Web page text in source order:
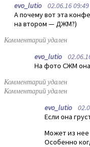
evo_lutio02.06.16 09:49
А почему вот эта
на втором — ДЖМ?)
Комментарий удален
evo_lutio
На фото СЖМ она
Комментарий удален
Комментарий удален
evo_lutio
Если она
Может из
Особенно